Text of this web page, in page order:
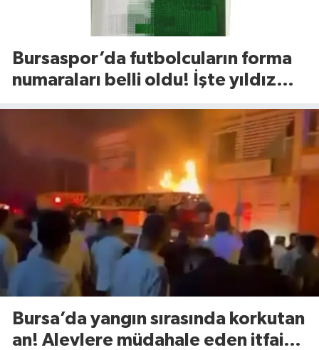
Bursaspor’da futbolcuların forma
numaraları belli oldu! İşte yıldız
Bursa’da yangın sırasında korkutan
an! Alevlere müdahale eden itfaiye